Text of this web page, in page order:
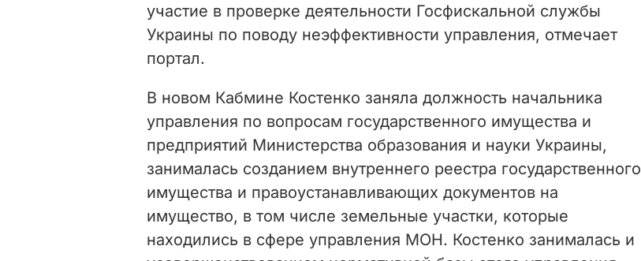
участие в проверке деятельности Госфискальной службы
Украины по поводу неэффективности управления, отмечает
портал.
В новом Кабмине Костенко заняла должность начальника
управления по вопросам государственного имущества и
предприятий Министерства образования и науки Украины,
занималась созданием внутреннего реестра государственного
имущества и правоустанавливающих документов на
имущество, в том числе земельные участки, которые
находились в сфере управления МОН. Костенко занималась и